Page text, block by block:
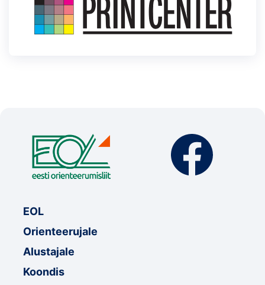
EOL
Orienteerujale
Alustajale
Koondis